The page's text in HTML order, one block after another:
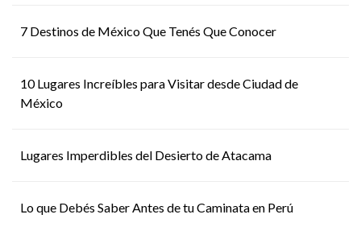
7 Destinos de México Que Tenés Que Conocer
10 Lugares Increíbles para Visitar desde Ciudad de
México
Lugares Imperdibles del Desierto de Atacama
Lo que Debés Saber Antes de tu Caminata en Perú